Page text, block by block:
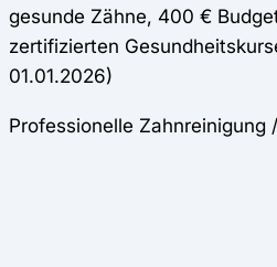
gesunde Zähne, 400 €
zertifizierten
01.01.2026)
Professionelle Zahnreinigung